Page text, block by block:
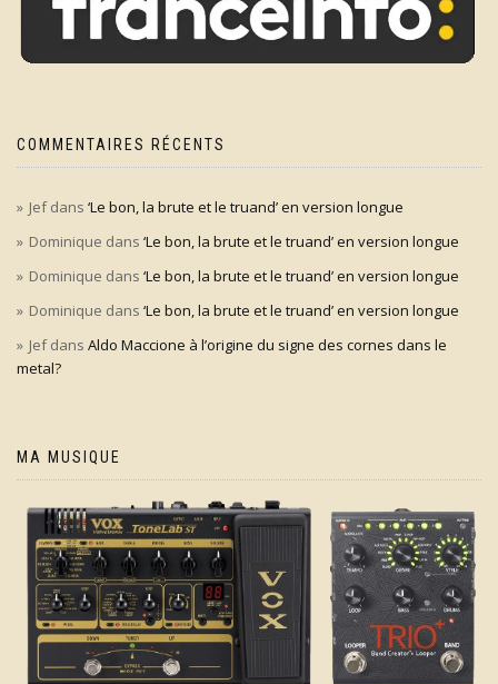
COMMENTAIRES RÉCENTS
Jefdans ‘Le bon, la brute et le truand’ en version longue
Dominique dans ‘Le bon, la brute et le truand’ en version longue
Dominique dans ‘Le bon, la brute et le truand’ en version longue
Dominique dans ‘Le bon, la brute et le truand’ en version longue
Jefdans Aldo Maccione à l’origine du signe des cornes dans le
metal?
MA MUSIQUE